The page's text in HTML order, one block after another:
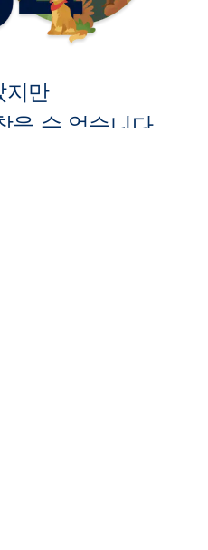
지만
을 수 없습니다.